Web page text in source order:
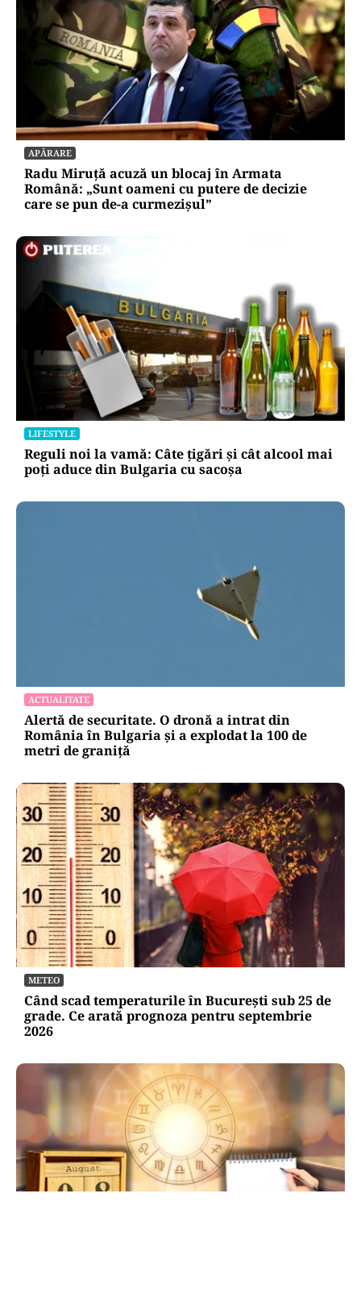
APĂRARE
Radu Miruță acuză un blocaj în Armata
Română: „Sunt oameni cu putere de decizie
care se pun de-a curmezișul”
LIFESTYLE
Reguli noi la vamă: Câte țigări și cât alcool mai
poți aduce din Bulgaria cu sacoșa
ACTUALITATE
Alertă de securitate. O dronă a intrat din
România în Bulgaria şi a explodat la 100 de
metri de graniţă
METEO
Când scad temperaturile în București sub 25 de
grade. Ce arată prognoza pentru septembrie
2026